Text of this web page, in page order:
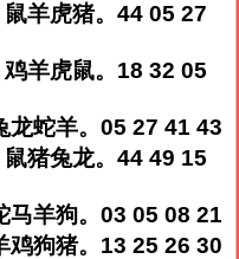
羊虎猪。44 05 27
羊虎鼠。18 32 05
龙蛇羊。05 27 41 43
猪兔龙。44 49 15
马羊狗。03 05 08 21
鸡狗猪。13 25 26 30